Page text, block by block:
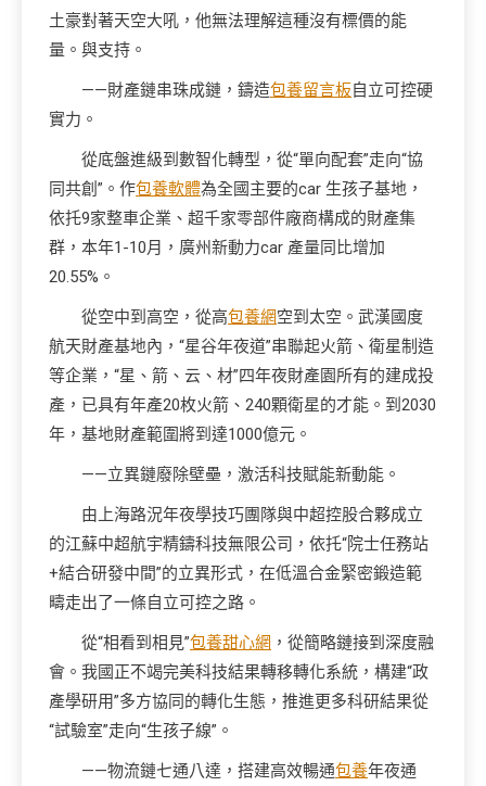
土豪對著天空大吼，他無法理解這種沒有標價的能
量。與支持。
——財產鏈串珠成鏈，鑄造包養留言板自立可控硬
實力。
從底盤進級到數智化轉型，從“單向配套”走向“協
同共創”。作包養軟體為全國主要的car 生孩子基地，
依托9家整車企業、超千家零部件廠商構成的財產集
群，本年1-10月，廣州新動力car 產量同比增加
20.55%。
從空中到高空，從高包養網空到太空。武漢國度
航天財產基地內，“星谷年夜道”串聯起火箭、衛星制造
等企業，“星、箭、云、材”四年夜財產園所有的建成投
產，已具有年產20枚火箭、240顆衛星的才能。到2030
年，基地財產範圍將到達1000億元。
——立異鏈廢除壁壘，激活科技賦能新動能。
由上海路況年夜學技巧團隊與中超控股合夥成立
的江蘇中超航宇精鑄科技無限公司，依托“院士任務站
+結合研發中間”的立異形式，在低溫合金緊密鍛造範
疇走出了一條自立可控之路。
從“相看到相見”包養甜心網 ，從簡略鏈接到深度融
會。我國正不竭完美科技結果轉移轉化系統，構建“政
產學研用”多方協同的轉化生態，推進更多科研結果從
“試驗室”走向“生孩子線”。
——物流鏈七通八達，搭建高效暢通包養年夜通